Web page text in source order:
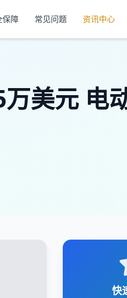
保障 常见问题 资讯中心
美元 电
快